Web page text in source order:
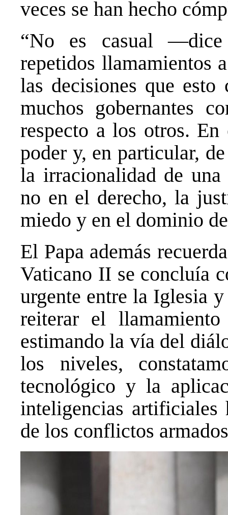
veces se han hecho
“No es casual
repetidos llamamientos
las decisiones que esto
muchos gobernantes
respecto a los otros.
poder y, en particular,
la irracionalidad de una
no en el derecho, la
miedo y en el dominio
El Papa además
Vaticano II se concluía
urgente entre la Iglesia
reiterar el
estimando la vía del
los niveles,
tecnológico y la
inteligencias artificiales
de los conflictos